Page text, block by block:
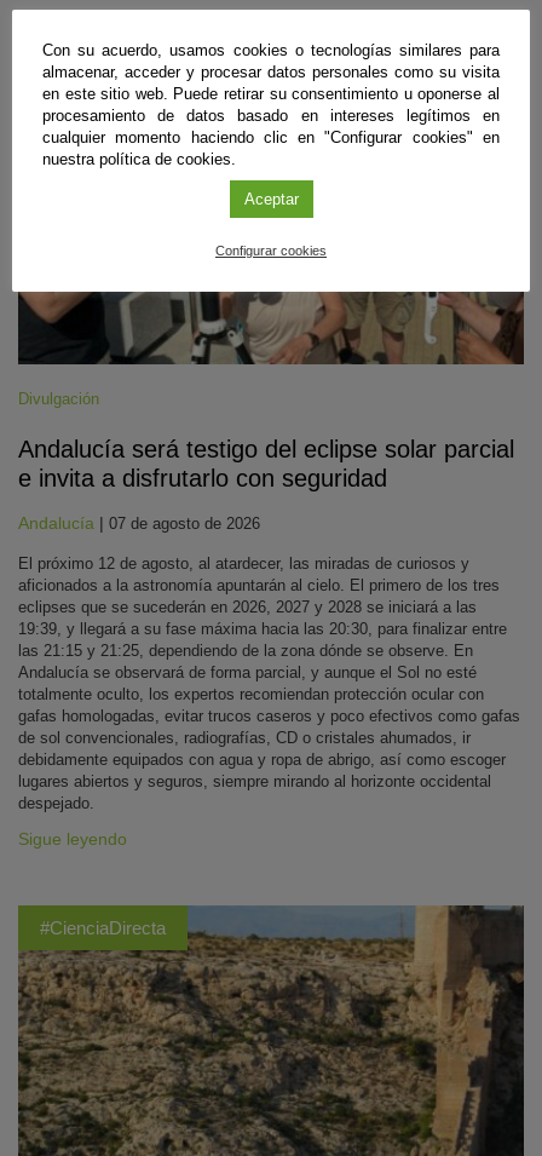
#CienciaDirecta
Divulgación
Andalucía será testigo del eclipse solar parcial
e invita a disfrutarlo con seguridad
Andalucía | 07 de agosto de 2026
El próximo 12 de agosto, al atardecer, las miradas de curiosos y
aficionados a la astronomía apuntarán al cielo. El primero de los tres
eclipses que se sucederán en 2026, 2027 y 2028 se iniciará a las
19:39, y llegará a su fase máxima hacia las 20:30, para finalizar entre
las 21:15 y 21:25, dependiendo de la zona dónde se observe. En
Andalucía se observará de forma parcial, y aunque el Sol no esté
totalmente oculto, los expertos recomiendan protección ocular con
gafas homologadas, evitar trucos caseros y poco efectivos como gafas
de sol convencionales, radiografías, CD o cristales ahumados, ir
debidamente equipados con agua y ropa de abrigo, así como escoger
lugares abiertos y seguros, siempre mirando al horizonte occidental
despejado.
Sigue leyendo
#CienciaDirecta
Con su acuerdo, usamos cookies o tecnologías similares para
almacenar, acceder y procesar datos personales como su visita
en este sitio web. Puede retirar su consentimiento u oponerse al
procesamiento de datos basado en intereses legítimos en
cualquier momento haciendo clic en "Configurar cookies" en
nuestra política de cookies.
Aceptar
Configurar cookies